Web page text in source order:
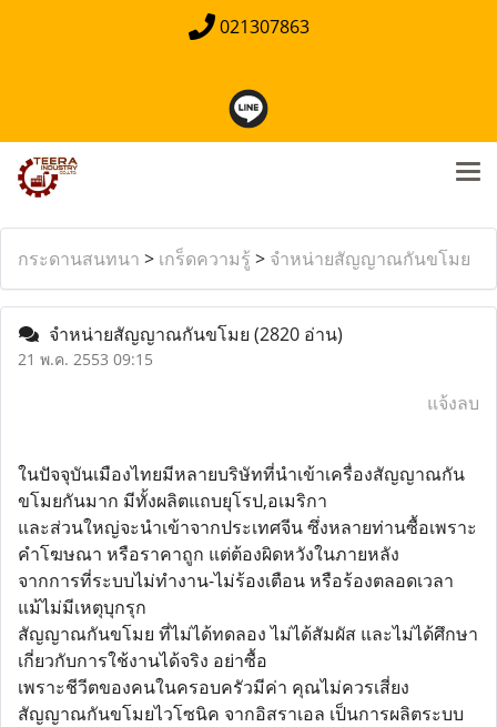
021307863
กระดานสนทนา > เกร็ดความรู้ > จำหน่ายสัญญาณกันขโมย
จำหน่ายสัญญาณกันขโมย (2820 อ่าน)
21 พ.ค. 2553 09:15
แจ้งลบ
ในปัจจุบันเมืองไทยมีหลายบริษัทที่นำเข้าเครื่องสัญญาณกัน
ขโมยกันมาก มีทั้งผลิตแถบยุโรป,อเมริกา
และส่วนใหญ่จะนำเข้าจากประเทศจีน ซึ่งหลายท่านซื้อเพราะ
คำโฆษณา หรือราคาถูก แต่ต้องผิดหวังในภายหลัง
จากการที่ระบบไม่ทำงาน-ไม่ร้องเตือน หรือร้องตลอดเวลา
แม้ไม่มีเหตุบุกรุก
สัญญาณกันขโมย ที่ไม่ได้ทดลอง ไม่ได้สัมผัส และไม่ได้ศึกษา
เกี่ยวกับการใช้งานได้จริง อย่าซื้อ
เพราะชีวีตของคนในครอบครัวมีค่า คุณไม่ควรเสี่ยง
สัญญาณกันขโมยไวโซนิค จากอิสราเอล เป็นการผลิตระบบ